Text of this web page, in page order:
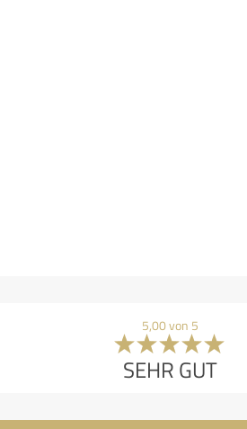
5,00 von 5
SEHR GUT